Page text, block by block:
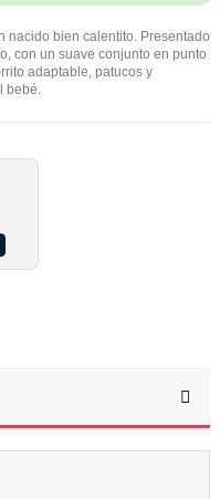
nacido bien calentito. Presentado
con un suave conjunto en punto
adaptable, patucos y
bebé.